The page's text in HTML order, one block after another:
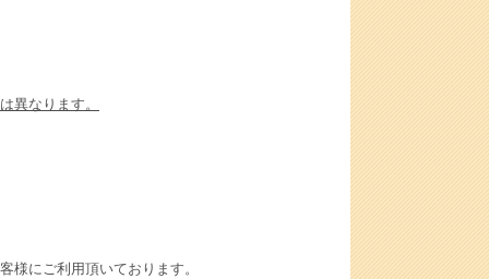
異なります。
様にご利用頂いております。